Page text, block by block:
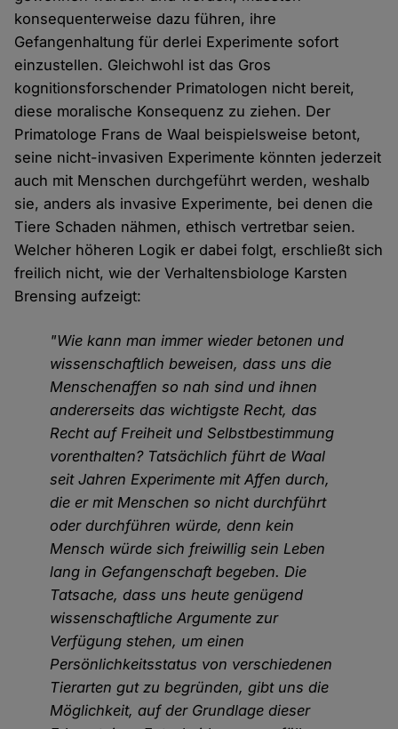
konsequenterweise dazu führen, ihre
Gefangenhaltung für derlei Experimente sofort
einzustellen. Gleichwohl ist das Gros
kognitionsforschender Primatologen nicht bereit,
diese moralische Konsequenz zu ziehen. Der
Primatologe Frans de Waal beispielsweise betont,
seine nicht-invasiven Experimente könnten jederzeit
auch mit Menschen durchgeführt werden, weshalb
sie, anders als invasive Experimente, bei denen die
Tiere Schaden nähmen, ethisch vertretbar seien.
Welcher höheren Logik er dabei folgt, erschließt sich
freilich nicht, wie der Verhaltensbiologe Karsten
Brensing aufzeigt:
"Wie kann man immer wieder betonen und
wissenschaftlich beweisen, dass uns die
Menschenaffen so nah sind und ihnen
andererseits das wichtigste Recht, das
Recht auf Freiheit und Selbstbestimmung
vorenthalten? Tatsächlich führt de Waal
seit Jahren Experimente mit Affen durch,
die er mit Menschen so nicht durchführt
oder durchführen würde, denn kein
Mensch würde sich freiwillig sein Leben
lang in Gefangenschaft begeben. Die
Tatsache, dass uns heute genügend
wissenschaftliche Argumente zur
Verfügung stehen, um einen
Persönlichkeitsstatus von verschiedenen
Tierarten gut zu begründen, gibt uns die
Möglichkeit, auf der Grundlage dieser
Cookies